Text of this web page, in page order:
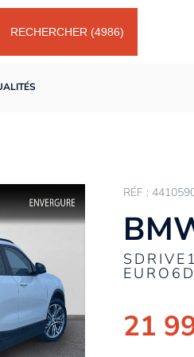
RECHERCHER (4986)
RÉF :
21